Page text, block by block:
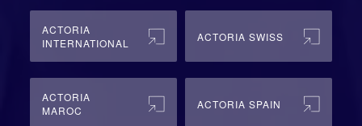
ACTORIA
INTERNATIONAL
ACTORIA SWISS
ACTORIA
MAROC
ACTORIA SPAIN